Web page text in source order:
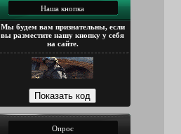
Наша кнопка
Мы будем вам признательны, если
вы разместите нашу кнопку у себя
на сайте.
Опрос